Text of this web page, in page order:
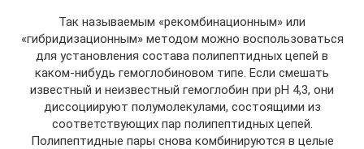
Так называемым «рекомбинационным» или
«гибридизационным» методом можно воспользоваться
для установления состава полипептидных цепей в
каком-нибудь гемоглобиновом типе. Если смешать
известный и неизвестный гемоглобин при рН 4,3, они
диссоциируют полумолекулами, состоящими из
соответствующих пар полипептидных цепей.
Полипептидные пары снова комбинируются в целые